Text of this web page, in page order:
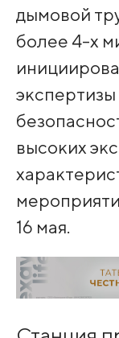
дымовой
более 4-х
высоких
16 мая.